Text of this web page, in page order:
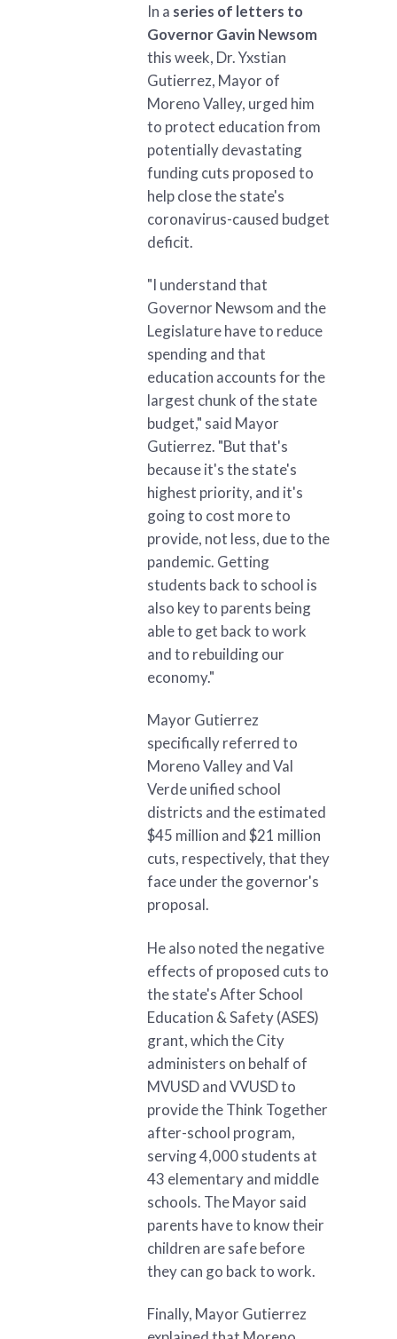
In a series of letters to
Governor Gavin Newsom
this week, Dr. Yxstian
Gutierrez, Mayor of
Moreno Valley, urged him
to protect education from
potentially devastating
funding cuts proposed to
help close the state's
coronavirus-caused budget
deficit.
"I understand that
Governor Newsom and the
Legislature have to reduce
spending and that
education accounts for the
largest chunk of the state
budget," said Mayor
Gutierrez. "But that's
because it's the state's
highest priority, and it's
going to cost more to
provide, not less, due to the
pandemic. Getting
students back to school is
also key to parents being
able to get back to work
and to rebuilding our
economy."
Mayor Gutierrez
specifically referred to
Moreno Valley and Val
Verde unified school
districts and the estimated
$45 million and $21 million
cuts, respectively, that they
face under the governor's
proposal.
He also noted the negative
effects of proposed cuts to
the state's After School
Education & Safety (ASES)
grant, which the City
administers on behalf of
MVUSD and VVUSD to
provide the Think Together
after-school program,
serving 4,000 students at
43 elementary and middle
schools. The Mayor said
parents have to know their
children are safe before
they can go back to work.
Finally, Mayor Gutierrez